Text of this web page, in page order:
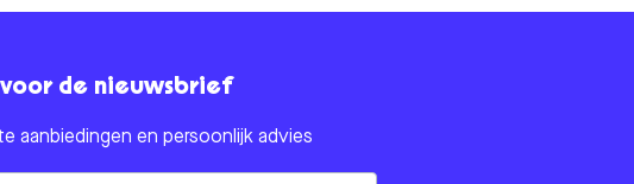
de nieuwsbrief
aanbiedingen en persoonlijk advies